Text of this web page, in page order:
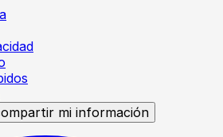
mi información